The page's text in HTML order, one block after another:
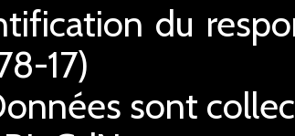
du
17)
sont